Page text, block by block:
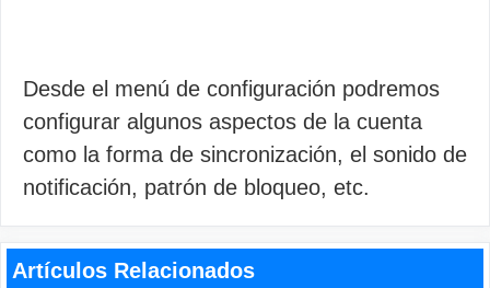
Desde el menú de configuración podremos
configurar algunos aspectos de la cuenta
como la forma de sincronización, el sonido de
notificación, patrón de bloqueo, etc.
Artículos Relacionados